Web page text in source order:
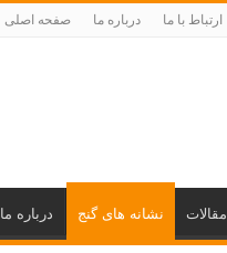
ارتباط با ما درباره ما صفحه اصلی
مقالات نشانه های گنج درباره ما